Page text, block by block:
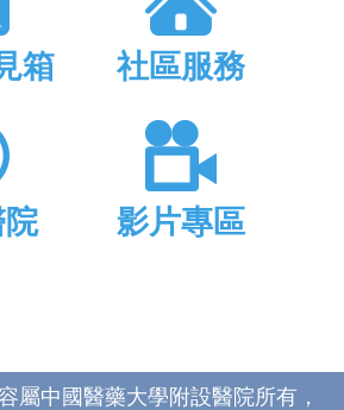
箱 社區服務
影片專區
屬中國醫藥大學附設醫院所有，